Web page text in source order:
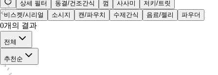
상세 필터 동결/건조간식 껌 사사미
저키/트릿
비스켓/시리얼
소시지 캔/파우치 수제간식 음료/젤리 파우더
0개의 결과
전체
추천순